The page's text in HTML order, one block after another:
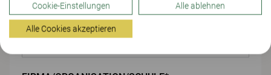
NACHNAME*
Cookie-Einstellungen Alle ablehnen
Alle Cookies akzeptieren